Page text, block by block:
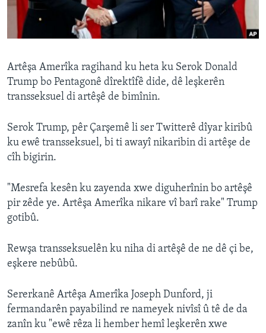
ÇAND Û HUNER
SERNIVÎS
Learning English
Artêşa Amerîka ragihand ku heta ku Serok Donald
Trump bo Pentagonê dîrektîfê dide, dê leşkerên
transseksuel di artêşê de bimînin.
Serok Trump, pêr Çarşemê li ser Twitterê dîyar kiribû
ku ewê transseksuel, bi ti awayî nikaribin di artêşe de
cîh bigirin.
"Mesrefa kesên ku zayenda xwe diguherînin bo artêşê
pir zêde ye. Artêşa Amerîka nikare vî barî rake" Trump
gotibû.
Rewşa transseksuelên ku niha di artêşê de ne dê çi be,
eşkere nebûbû.
Sererkanê Artêşa Amerîka Joseph Dunford, ji
fermandarên payabilind re nameyek nivîsî û tê de da
zanîn ku "ewê rêza li hember hemî leşkerên xwe